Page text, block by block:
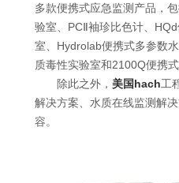
多款便携式应急监测产品，
验室、PCⅡ袖珍比色计、
室、Hydrolab便携式多参数
质毒性实验室和2100Q便携式
除此之外，美国hach工
解决方案、水质在线监测解
容。